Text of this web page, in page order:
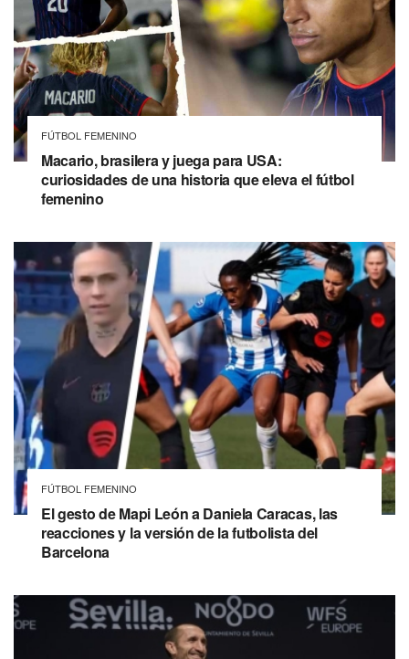
FÚTBOL FEMENINO
Macario, brasilera y juega para USA:
curiosidades de una historia que eleva el fútbol
femenino
FÚTBOL FEMENINO
El gesto de Mapi León a Daniela Caracas, las
reacciones y la versión de la futbolista del
Barcelona